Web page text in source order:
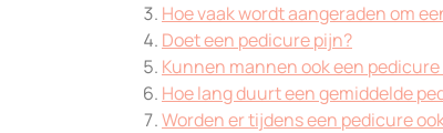
Hoe vaak wordt aangeraden om
Doet een pedicure pijn?
Kunnen mannen ook een
Hoe lang duurt een gemiddelde
Worden er tijdens een pedicure